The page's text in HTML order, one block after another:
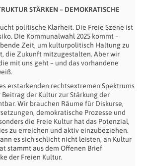
STÄRKEN – DEMOKRATISCHE
politische Klarheit. Die Freie Szene ist
Die Kommunalwahl 2025 kommt –
Zeit, um kulturpolitisch Haltung zu
die Zukunft mitzugestalten. Aber wir
mit uns geht – und das vorhandene
erstarkenden rechtsextremen Spektrums
der Kultur zur Stärkung der
Wir brauchen Räume für Diskurse,
demokratische Prozesse und
die Freie Kultur hat das Potenzial,
zu erreichen und aktiv einzubeziehen.
es sich schlicht nicht leisten, an Kultur
stammt aus dem Offenen Brief
der Freien Kultur.